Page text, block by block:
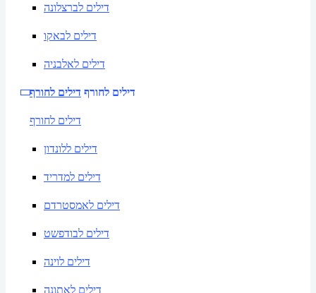
דילים לברצלונה
דילים לבאקו
דילים לאלבניה
דילים לחורף דילים לחורף
דילים לחורף
דילים ללונדון
דילים למדריד
דילים לאמסטרדם
דילים לבודפשט
דילים לוינה
דילים לאתונה